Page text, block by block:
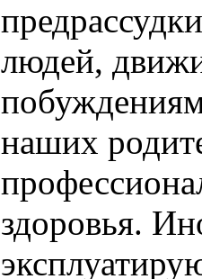
людей,
наших
здоровья.